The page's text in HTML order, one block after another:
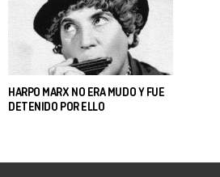
HARPO MARX NO ERA MUDO Y FUE
DETENIDO POR ELLO